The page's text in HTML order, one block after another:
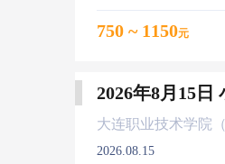
750 ~ 1150元
2026.08.15